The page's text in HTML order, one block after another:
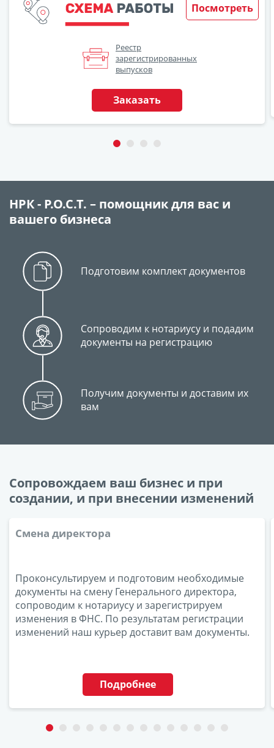
Посмотреть
Заказать
Реестр
зарегистрированных
выпусков
НРК - Р.О.С.Т. – помощник для вас и
вашего бизнеса
Подготовим комплект документов
Сопроводим к нотариусу и подадим
документы на регистрацию
Получим документы и доставим их
вам
Сопровождаем ваш бизнес и при
создании, и при внесении изменений
Смена директора
Проконсультируем и подготовим необходимые
документы на смену Генерального директора,
сопроводим к нотариусу и зарегистрируем
изменения в ФНС. По результатам регистрации
изменений наш курьер доставит вам документы.
Подробнее